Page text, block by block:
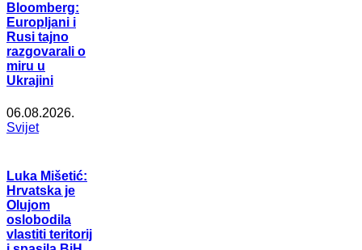
Bloomberg:
Europljani i
Rusi tajno
razgovarali o
miru u
Ukrajini
06.08.2026.
Svijet
Luka Mišetić:
Hrvatska je
Olujom
oslobodila
vlastiti teritorij